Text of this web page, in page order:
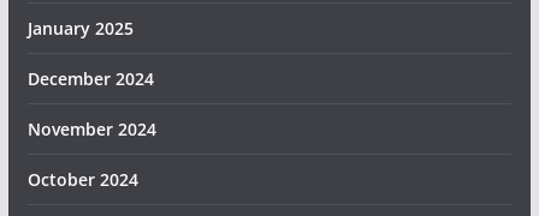
January 2025
December 2024
November 2024
October 2024